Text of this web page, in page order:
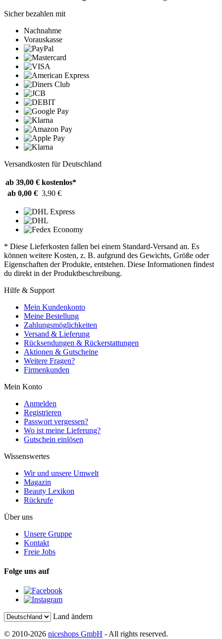
Sicher bezahlen mit
Nachnahme
Vorauskasse
Versandkosten für Deutschland
ab 39,00 € kostenlos*
ab 0,00 € 3,90 €
* Diese Lieferkosten fallen bei einem Standard-Versand an. Es
können weitere Kosten, z. B. aufgrund des Gewichts, Größe oder
Eigenschaften der Produkte, entstehen. Diese Informationen findest
du direkt in der Produktbeschreibung.
Hilfe & Support
Mein Kundenkonto
Meine Bestellung
Zahlungsmöglichkeiten
Versand & Lieferung
Rücksendungen & Rückerstattungen
Aktionen & Gutscheine
Weitere Fragen?
Firmenkunden
Mein Konto
Anmelden
Registrieren
Passwort vergessen?
Wo ist meine Lieferung?
Gutschein einlösen
Wissenswertes
Wir und unsere Umwelt
Magazin
Beauty Lexikon
Rückrufe
Über uns
Unsere Gruppe
Kontakt
Freie Jobs
Folge uns auf
Land ändern
© 2010-2026 niceshops GmbH - All rights reserved.